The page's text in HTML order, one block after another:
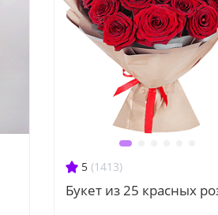
5 (1413)
Букет из 25 красных